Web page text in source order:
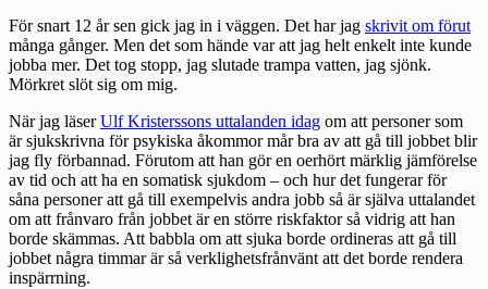
För snart 12 år sen gick jag in i väggen. Det har jag skrivit om förut
många gånger. Men det som hände var att jag helt enkelt inte kunde
jobba mer. Det tog stopp, jag slutade trampa vatten, jag sjönk.
Mörkret slöt sig om mig.
När jag läserUlf Kristerssons uttalanden idag om att personer som
är sjukskrivna för psykiska åkommor mår bra av att gå till jobbet blir
jag fly förbannad. Förutom att han gör en oerhört märklig jämförelse
av tid och att ha en somatisk sjukdom – och hur det fungerar för
såna personer att gå till exempelvis andra jobb så är själva uttalandet
om att frånvaro från jobbet är en större riskfaktor så vidrig att han
borde skämmas. Att babbla om att sjuka borde ordineras att gå till
jobbet några timmar är så verklighetsfrånvänt att det borde rendera
inspärrning.